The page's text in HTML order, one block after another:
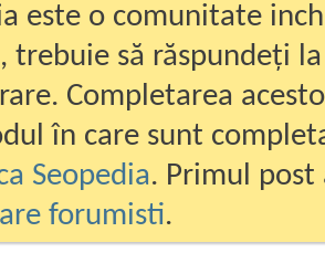
este o comunitate
trebuie să răspundeți
Completarea
în care sunt
Seopedia. Primul
forumisti.